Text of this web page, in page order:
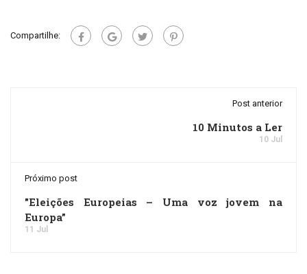
Compartilhe:
Post anterior
10 Minutos a Ler
10 Jul
Próximo post
"Eleições Europeias – Uma voz jovem na
Europa”
11 Jul